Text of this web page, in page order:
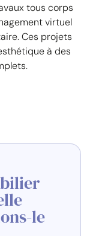
tous corps
virtuel
Ces projets
à des
le